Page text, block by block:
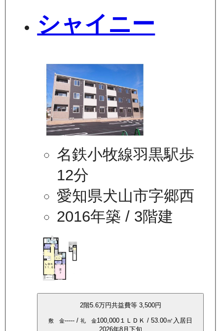
シャイニー
名鉄小牧線羽黒駅歩
12分
愛知県犬山市字郷西
2016年築 / 3階建
2階5.6万円共益費等 3,500円
敷 金----- / 礼 金100,000 １ＬＤＫ / 53.00㎡ 入居日
2026年8月下旬